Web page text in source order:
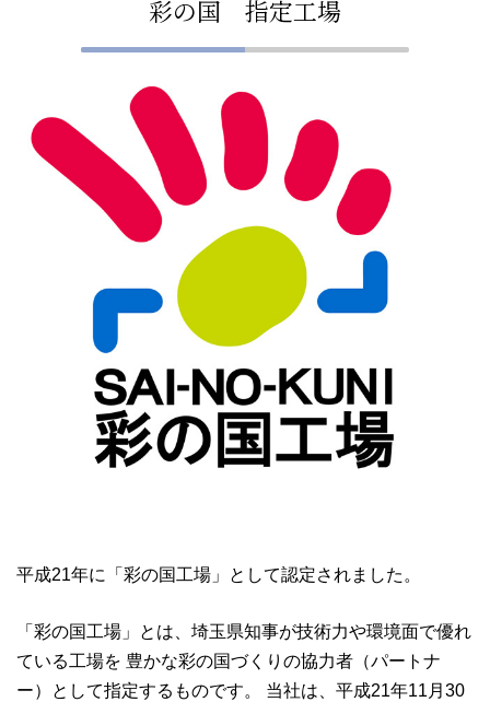
彩の国 指定工場
平成21年に「彩の国工場」として認定されました。
「彩の国工場」とは、埼玉県知事が技術力や環境面で優れ
ている工場を 豊かな彩の国づくりの協力者（パートナ
ー）として指定するものです。 当社は、平成21年11月30